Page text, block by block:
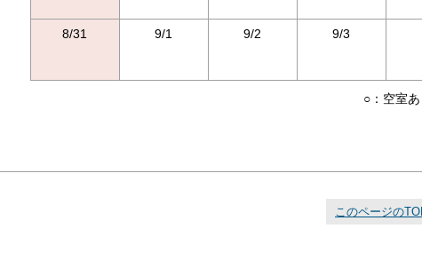
8/31 9/1 9/2 9/3
○：空室
このページの